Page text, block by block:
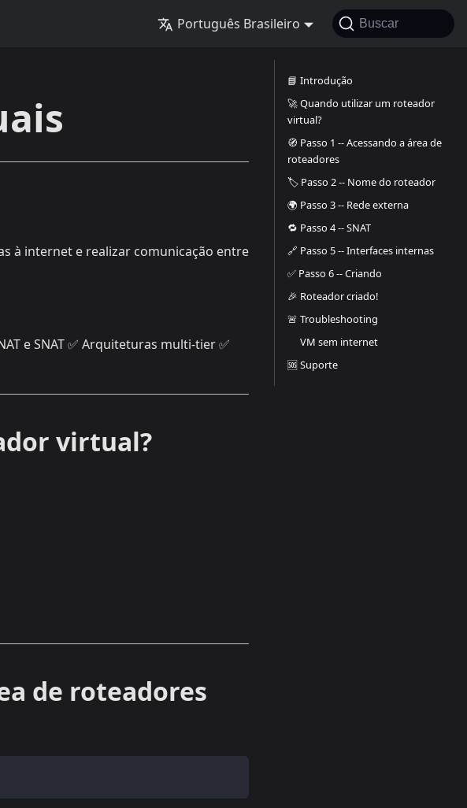
Português Brasileiro Buscar
à internet e realizar comunicação entre
e SNAT ✅ Arquiteturas multi-tier ✅
virtual?
de roteadores
📘 Introdução
🚀 Quando utilizar um roteador
virtual?
🧭 Passo 1 -- Acessando a área de
roteadores
🏷️ Passo 2 -- Nome do roteador
🌍 Passo 3 -- Rede externa
🔁 Passo 4 -- SNAT
🔗 Passo 5 -- Interfaces internas
✅ Passo 6 -- Criando
🎉 Roteador criado!
🚨 Troubleshooting
VM sem internet
🆘 Suporte